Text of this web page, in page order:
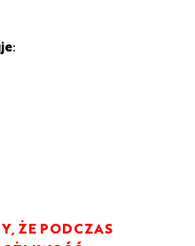
:
ŻE PODCZAS